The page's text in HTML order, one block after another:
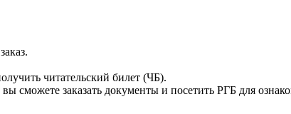
читательский билет (ЧБ).
сможете заказать документы и посетить РГБ для